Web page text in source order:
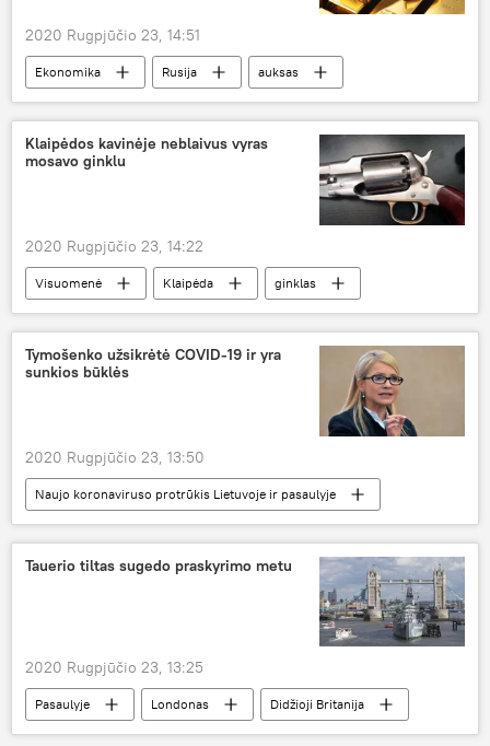
2020 Rugpjūčio 23, 14:51
Ekonomika Rusija
auksas
Vladimiras Putinas
Klaipėdos kavinėje neblaivus vyras
mosavo ginklu
2020 Rugpjūčio 23, 14:22
Visuomenė Klaipėda ginklas
Tymošenko užsikrėtė COVID-19 ir yra
sunkios būklės
2020 Rugpjūčio 23, 13:50
Naujo koronaviruso protrūkis Lietuvoje ir pasaulyje
Pasaulyje
Tauerio tiltas sugedo praskyrimo metu
2020 Rugpjūčio 23, 13:25
Pasaulyje Londonas
Didžioji Britanija
tiltas